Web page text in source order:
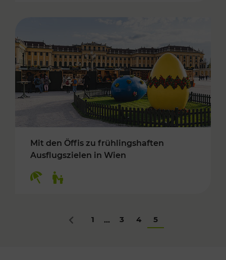
Mit den Öffis zu frühlingshaften
Ausflugszielen in Wien
Zurück
1 ... 3 4 5